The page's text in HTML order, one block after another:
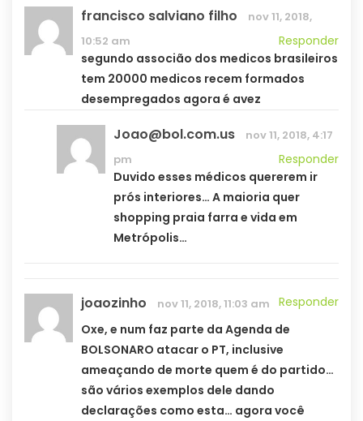
francisco salviano filho
nov 11, 2018,
10:52 am
Responder
segundo associão dos medicos brasileiros
tem 20000 medicos recem formados
desempregados agora é avez
Joao@bol.com.us
nov 11, 2018, 4:17
pm
Responder
Duvido esses médicos quererem ir
prós interiores… A maioria quer
shopping praia farra e vida em
Metrópolis…
joaozinho nov 11, 2018, 11:03 am
Responder
Oxe, e num faz parte da Agenda de
BOLSONARO atacar o PT, inclusive
ameaçando de morte quem é do partido…
são vários exemplos dele dando
declarações como esta… agora você